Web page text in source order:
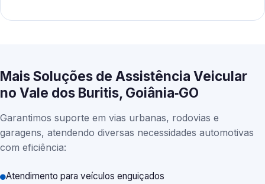
Mais Soluções de Assistência Veicular
no Vale dos Buritis, Goiânia‑GO
Garantimos suporte em vias urbanas, rodovias e
garagens, atendendo diversas necessidades automotivas
com eficiência:
Atendimento para veículos enguiçados